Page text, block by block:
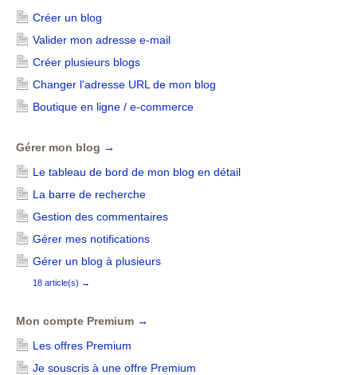
Créer un blog
Valider mon adresse e-mail
Créer plusieurs blogs
Changer l'adresse URL de mon blog
Boutique en ligne / e-commerce
Gérer mon blog →
Le tableau de bord de mon blog en détail
La barre de recherche
Gestion des commentaires
Gérer mes notifications
Gérer un blog à plusieurs
18 article(s) →
Mon compte Premium →
Les offres Premium
Je souscris à une offre Premium